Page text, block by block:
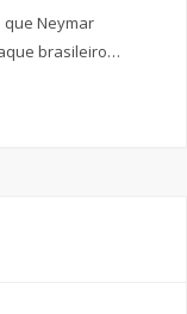
Neymar
brasileiro…